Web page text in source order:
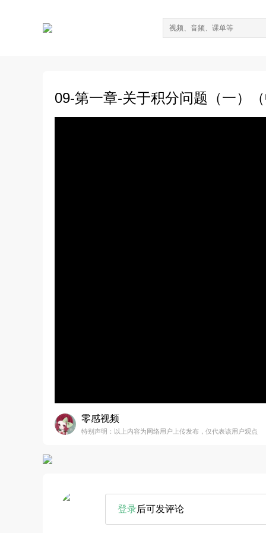
09-第一章-关于积分问题（一）（
零感视频
特别声明：以上内容为网络用户上传发布，仅代表该用户观点
登录后可发评论